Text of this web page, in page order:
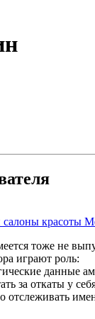
красоты
тоже не
играют роль:
данные
за откаты у
отслеживать